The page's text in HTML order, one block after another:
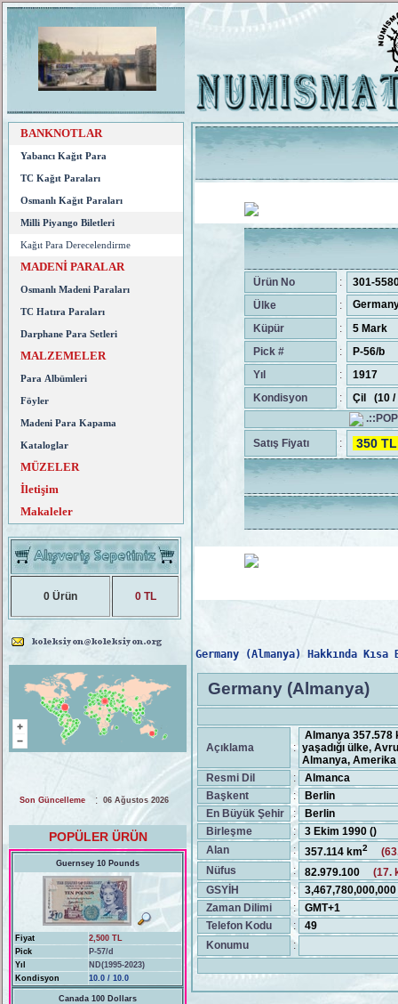
BANKNOTLAR
Yabancı Kağıt Para
TC Kağıt Paraları
Osmanlı Kağıt Paraları
Milli Piyango Biletleri
Kağıt Para Derecelendirme
MADENİ PARALAR
Osmanlı Madeni Paraları
TC Hatıra Paraları
Darphane Para Setleri
MALZEMELER
Para Albümleri
Föyler
Madeni Para Kapama
Kataloglar
MÜZELER
İletişim
Makaleler
0 Ürün 0 TL
Son Güncelleme : 06 Ağustos 2026
POPÜLER ÜRÜN
Guernsey 10 Pounds
Fiyat
2,500 TL
Pick
P-57/d
Yıl
ND(1995-2023)
Kondisyon
10.0 / 10.0
Canada 100 Dollars
Ürün No :
301-
Ülke
:
Küpür
:
5 Mark
Pick #
:
P-56/b
Yıl
:
1917
Kondisyon
:
Çil (10
Satış Fiyatı
: 350
Germany (Almanya) Hakkında
Germany (Almanya)
Açıklama :
Almanya 357.578
yaşadığı ülke,
Almanya,
Resmi Dil
:
Almanca
Başkent
:
Berlin
En Büyük Şehir
:
Berlin
Birleşme
:
3 Ekim 1990 ()
Alan
: 357.114 km2
Nüfus
: 82.979.100 (17.
GSYİH
:
Zaman Dilimi
:
GMT+1
Telefon Kodu
:
49
Konumu
: